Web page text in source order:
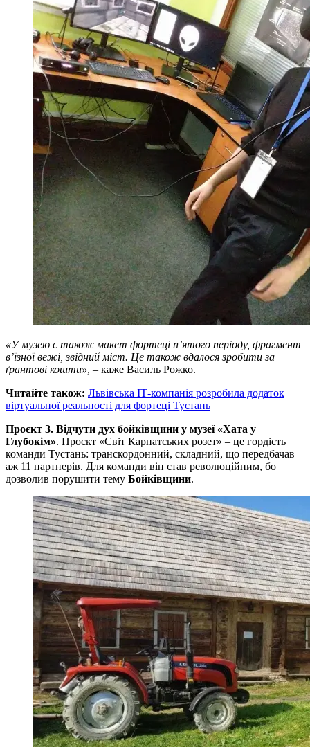
«У музею є також макет фортеці п’ятого періоду, фрагмент
в’їзної вежі, звідний міст. Це також вдалося зробити за
ґрантові кошти», – каже Василь Рожко.
Читайте також: Львівська ІТ-компанія розробила додаток
віртуальної реальності для фортеці Тустань
Проєкт 3. Відчути дух бойківщини у музеї «Хата у
Глубокім». Проєкт «Світ Карпатських розет» – це гордість
команди Тустань: транскордонний, складний, що передбачав
аж 11 партнерів. Для команди він став революційним, бо
дозволив порушити тему Бойківщини.